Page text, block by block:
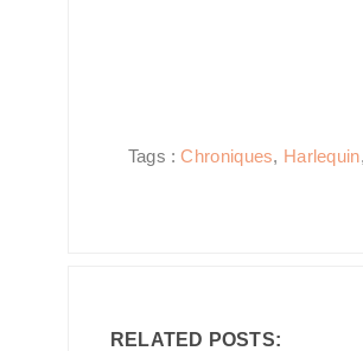
Tags :Chroniques, Harlequin,
RELATED POSTS: